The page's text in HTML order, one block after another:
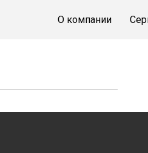
О компании